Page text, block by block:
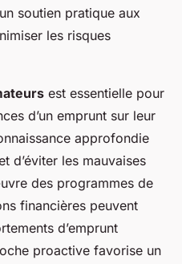
soutien pratique aux
les risques
est essentielle pour
d’un emprunt sur leur
approfondie
d’éviter les mauvaises
des programmes de
financières peuvent
d’emprunt
proactive favorise un